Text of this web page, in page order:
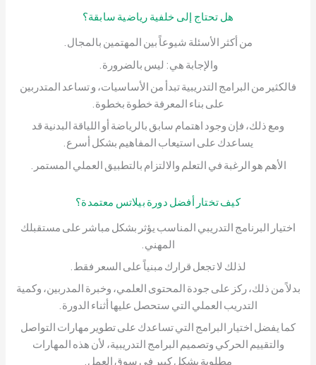
هل تحتاج إلى خلفية رياضية سابقة؟
من أكثر الأسئلة شيوعاً بين المهتمين بالمجال.
والإجابة هي: ليس بالضرورة.
فالكثير من البرامج التدريبية تبدأ من الأساسيات، و تساعد المتدربين
على بناء المعرفة خطوة بخطوة.
ومع ذلك، فإن وجود اهتمام سابق بالرياضة أو اللياقة البدنية قد
يساعدك على استيعاب المفاهيم بشكل أسرع.
الأهم هو الرغبة في التعلم والالتزام بالتطبيق العملي المستمر.
كيف تختار أفضل دورة بيلاتس معتمدة؟
اختيار البرنامج التدريبي المناسب يؤثر بشكل مباشر على مستقبلك
المهني.
لذلك لا تجعل قرارك مبنياً على السعر فقط.
بدلاً من ذلك، ركز على جودة المحتوى العلمي، وخبرة المدربين، وكمية
التدريب العملي التي ستحصل عليها أثناء الدورة.
كما يفضل اختيار البرامج التي تساعدك على تطوير مهارات التواصل
والتقييم الحركي وتصميم البرامج التدريبية، لأن هذه المهارات
مطلوبة بشكل كبير في سوق العمل.